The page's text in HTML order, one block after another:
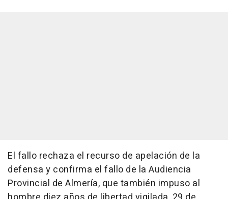
El fallo rechaza el recurso de apelación de la
defensa y confirma el fallo de la Audiencia
Provincial de Almería, que también impuso al